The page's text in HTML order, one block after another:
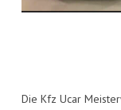
Die Kfz Ucar